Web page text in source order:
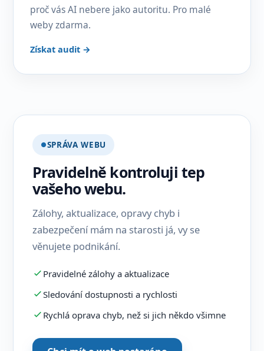
proč vás AI nebere jako autoritu. Pro malé
weby zdarma.
Získat audit →
SPRÁVA WEBU
Pravidelně kontroluji tep
vašeho webu.
Zálohy, aktualizace, opravy chyb i
zabezpečení mám na starosti já, vy se
věnujete podnikání.
Pravidelné zálohy a aktualizace
Sledování dostupnosti a rychlosti
Rychlá oprava chyb, než si jich někdo všimne